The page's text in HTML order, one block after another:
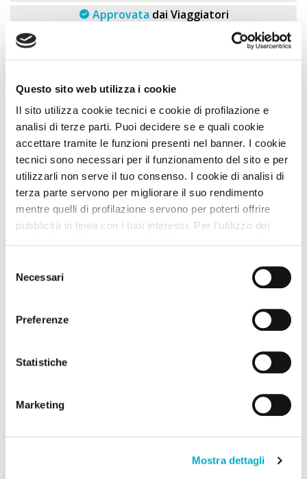
Questo sito web utilizza i cookie
Il sito utilizza cookie tecnici e cookie di profilazione e
analisi di terze parti. Puoi decidere se e quali cookie
accettare tramite le funzioni presenti nel banner. I cookie
tecnici sono necessari per il funzionamento del sito e per
utilizzarli non serve il tuo consenso. I cookie di analisi di
terza parte servono per migliorare il suo rendimento
mentre quelli di profilazione servono per poterti offrire
pubblicità in linea con i tuoi interessi. Per l’utilizzo dei
senza accettare” verranno installati solo i cookie tecnici.
Cliccando il pulsante “Accetta tutto” acconsenti all’utilizzo
di tutti i cookie. Cliccando il pulsante “mostra dettagli”
troverai le varie categorie di cookie e potrai accettare o
tue scelte. Puoi modificare le tue scelte in ogni momento.
delNecessari
Preferenze
Statistiche
Marketing
Mostra dettagli
Approvata dai Viaggiatori
Castiglione Del Lago (Perugia) Umbria
Animali Ammessi:
Vedi
OFFERTA SHOCKPLUS
Podere Pietreta
Animali Ammessi:
Ideale Per: